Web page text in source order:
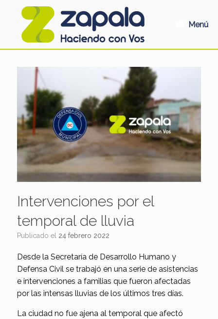
Menú
Intervenciones por el
temporal de lluvia
Publicado el 24 febrero 2022
Desde la Secretaría de Desarrollo Humano y
Defensa Civil se trabajó en una serie de asistencias
e intervenciones a familias que fueron afectadas
por las intensas lluvias de los últimos tres días.
La ciudad no fue ajena al temporal que afectó